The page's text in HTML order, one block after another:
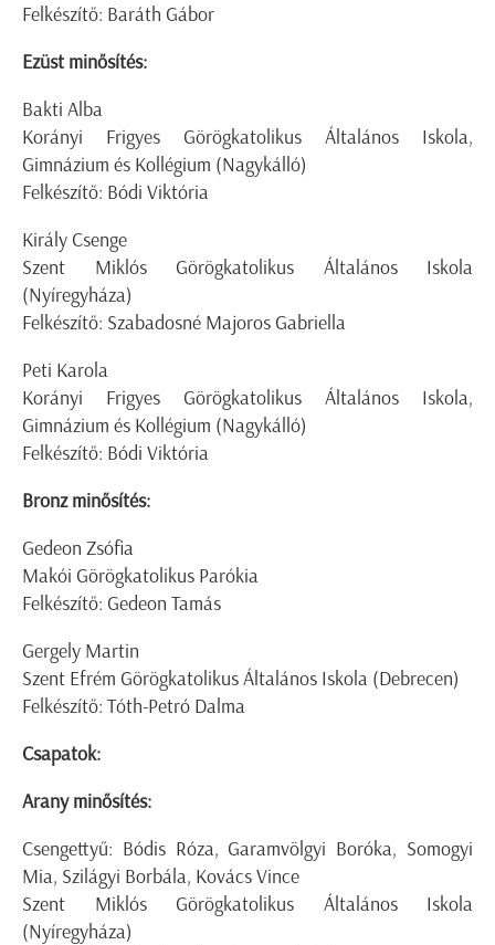
Felkészítő: Baráth Gábor
Ezüst minősítés:
Bakti Alba
Korányi Frigyes Görögkatolikus Általános Iskola,
Gimnázium és Kollégium (Nagykálló)
Felkészítő: Bódi Viktória
Király Csenge
Szent Miklós Görögkatolikus Általános Iskola
(Nyíregyháza)
Felkészítő: Szabadosné Majoros Gabriella
Peti Karola
Korányi Frigyes Görögkatolikus Általános Iskola,
Gimnázium és Kollégium (Nagykálló)
Felkészítő: Bódi Viktória
Bronz minősítés:
Gedeon Zsófia
Makói Görögkatolikus Parókia
Felkészítő: Gedeon Tamás
Gergely Martin
Szent Efrém Görögkatolikus Általános Iskola (Debrecen)
Felkészítő: Tóth-Petró Dalma
Csapatok:
Arany minősítés:
Csengettyű: Bódis Róza, Garamvölgyi Boróka, Somogyi
Mia, Szilágyi Borbála, Kovács Vince
Szent Miklós Görögkatolikus Általános Iskola
(Nyíregyháza)